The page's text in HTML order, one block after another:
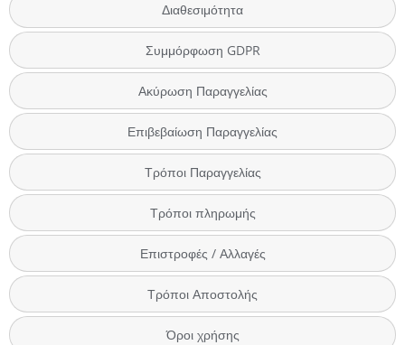
Διαθεσιμότητα
Συμμόρφωση GDPR
Ακύρωση Παραγγελίας
Επιβεβαίωση Παραγγελίας
Τρόποι Παραγγελίας
Τρόποι πληρωμής
Επιστροφές / Αλλαγές
Τρόποι Αποστολής
Όροι χρήσης